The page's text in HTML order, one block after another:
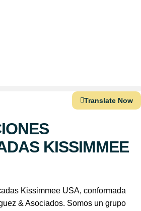
Translate Now
KISSIMMEE
Kissimmee USA, conformada
& Asociados. Somos un grupo